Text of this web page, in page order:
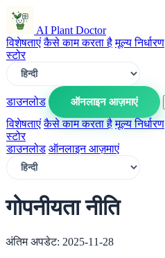
AI Plant Doctor
विशेषताएं कैसे काम करता है मूल्य निर्धारण
स्टोर
डाउनलोड
ऑनलाइन आज़माएं
विशेषताएं कैसे काम करता है मूल्य निर्धारण
स्टोर
डाउनलोड ऑनलाइन आज़माएं
गोपनीयता नीति
अंतिम अपडेट: 2025-11-28